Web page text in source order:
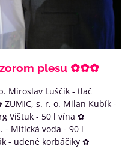
plesu ✿✿✿
Miroslav Luščík - tlač
s. r. o. Milan Kubík -
Vištuk - 50 l vína ✿
- Mitická voda - 90 l
- udené korbáčiky ✿